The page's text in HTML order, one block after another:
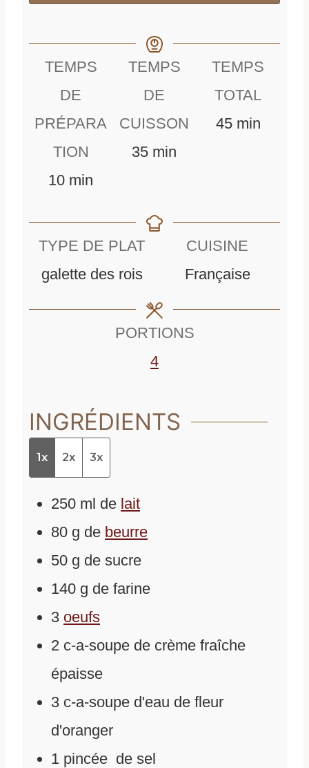
TEMPS
DE
PRÉPARA
TION
10mmin
TEMPS
DE
CUISSON
35m
u
s
min
TEMPS
TOTAL
45m
e
min
TYPE DE PLAT
galette des rois
CUISINE
Française
PORTIONS
4
INGRÉDIENTS
1x 2x 3x
250 ml de lait
80 g de beurre
50 g de sucre
140 g de farine
3 oeufs
2 c-a-soupe de crème fraîche
épaisse
3 c-a-soupe d'eau de fleur
d'oranger
1 pincée de sel